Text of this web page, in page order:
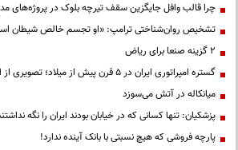
چرا قالب وافل جایگزین سقف تیرچه بلوک در پروژه‌های
تشخیص روان‌شناختی ترامپ: «او تجسم خالص شیطان
۲ گزینه صنعا برای ریاض
گستره امپراتوری ایران در ۵ قرن پیش از میلاد؛ تصویری از ایران ۲۵ قرن پیش
میانکاله در آتش می‌سوزد
پزشکیان: تنها کسانی که در خیابان بودند ایران را نگه
پارچه فروشی که هیچ نسبتی با بانک آینده ندارد!